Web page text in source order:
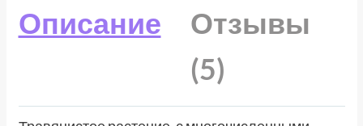
Описание
Отзывы
(5)